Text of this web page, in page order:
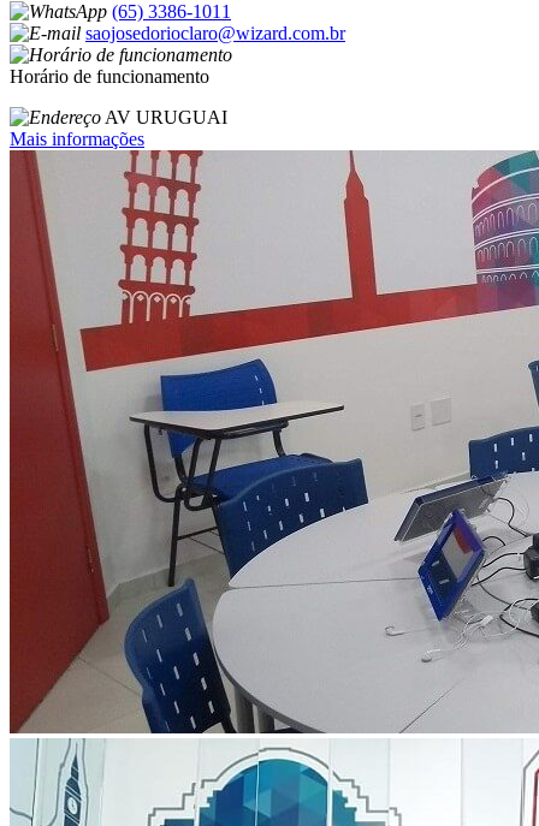
(65) 3386-1011
saojosedorioclaro@wizard.com.br
Horário de funcionamento
AV URUGUAI
Mais informações